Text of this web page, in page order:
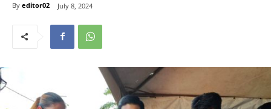
By editor02 July 8, 2024